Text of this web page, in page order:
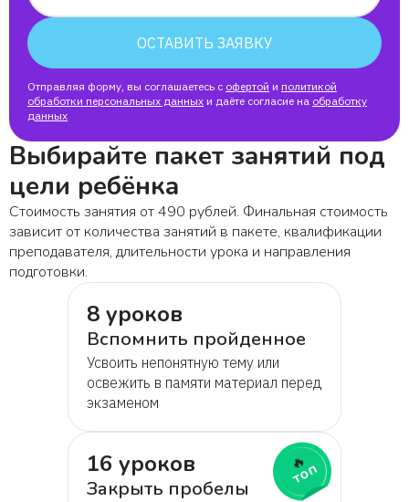
ОСТАВИТЬ ЗАЯВКУ
Отправляя форму, вы соглашаетесь с офертой и политикой
обработки персональных данных и даёте согласие на обработку
данных
Выбирайте пакет занятий под
цели ребёнка
Стоимость занятия от 490 рублей. Финальная стоимость
зависит от количества занятий в пакете, квалификации
преподавателя, длительности урока и направления
подготовки.
8 уроков
Вспомнить пройденное
Усвоить непонятную тему или
освежить в памяти материал перед
экзаменом
16 уроков
Закрыть пробелы
🔥
топ